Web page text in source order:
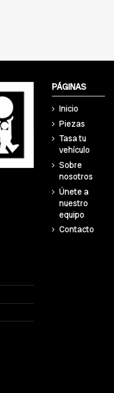
PÁGINAS
Inicio
Piezas
Tasa tu
vehículo
Sobre
nosotros
Únete a
nuestro
equipo
Contacto